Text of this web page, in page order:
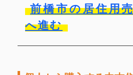
前橋市の居住用
へ進む